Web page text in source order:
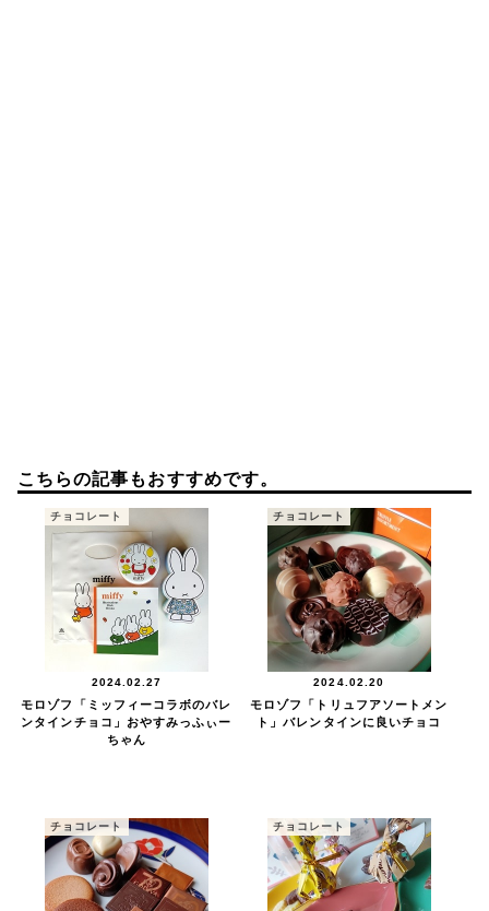
こちらの記事もおすすめです。
チョコレート
2024.02.27
モロゾフ「ミッフィーコラボのバレ
ンタインチョコ」おやすみっふぃー
ちゃん
チョコレート
2024.02.20
モロゾフ「トリュフアソートメン
ト」バレンタインに良いチョコ
チョコレート チョコレート